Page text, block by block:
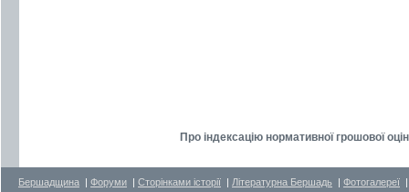
Про індексацію нормативної грошової
Бершадщина | Форуми | Сторінками історії | Літературна Бершадь | Фотогалереї